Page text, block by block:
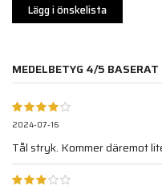
Lägg i önskelista
MEDELBETYG 4/5 BASERAT
2024-07-16
Tål stryk. Kommer däremot